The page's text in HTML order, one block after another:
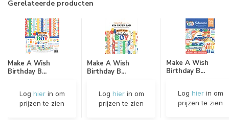
Gerelateerde producten
Make A Wish
Birthday B...
Log hierin om
prijzen te zien
Make A Wish
Birthday B...
Log hierin om
prijzen te zien
Make A Wish
Birthday B...
Log hierin om
prijzen te zien